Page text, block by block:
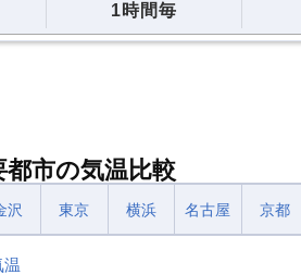
1時間毎
市の気温比較
沢 東京 横浜 名古屋 京都
温